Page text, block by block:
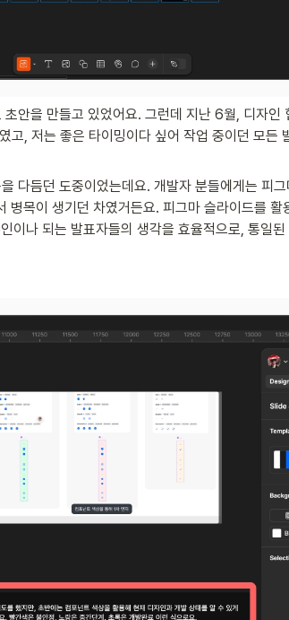
안을 만들고 있었어요. 그런데 지난 6월, 디자인
고, 저는 좋은 타이밍이다 싶어 작업 중이던 모든
다듬던 도중이었는데요. 개발자 분들에게는 피
병목이 생기던 차였거든요. 피그마 슬라이드를
이나 되는 발표자들의 생각을 효율적으로, 통일